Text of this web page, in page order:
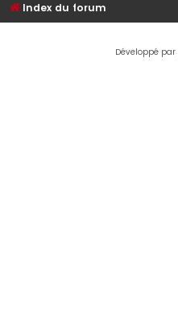
Index du forum
Développé par